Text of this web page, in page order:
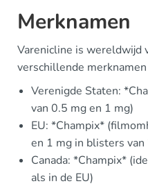
Merknamen
Varenicline is wereldwijd
verschillende
Verenigde Staten:
van 0.5 mg en 1 mg)
EU: *Champix*
en 1 mg in blisters
Canada: *Champix*
als in de EU)